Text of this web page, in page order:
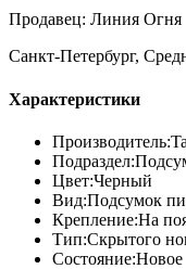
Продавец: Линия Огня
Санкт-Петербург,
Характеристики
Производитель:
Подраздел:
Цвет:Черный
Вид:Подсумок
Крепление:На
Тип:Скрытого
Состояние:Новое